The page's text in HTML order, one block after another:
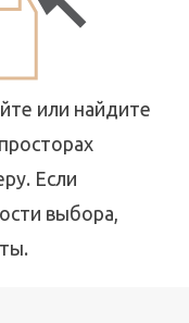
или найдите
Если
выбора,